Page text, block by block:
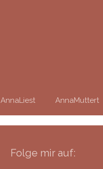
AnnaLiest AnnaMuttert
Folge mir auf: